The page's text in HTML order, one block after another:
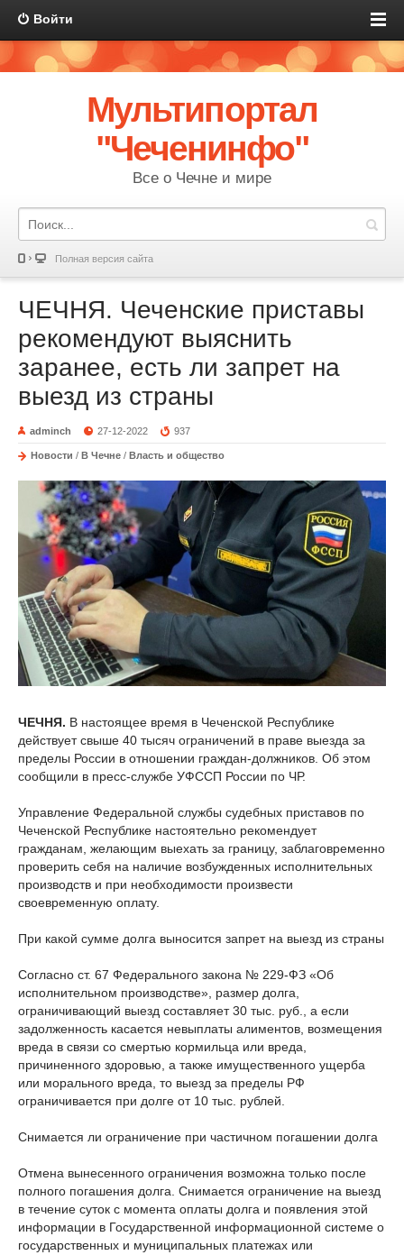
Войти
Мультипортал
"Чеченинфо"
Все о Чечне и мире
Полная версия сайта
ЧЕЧНЯ. Чеченские приставы
рекомендуют выяснить
заранее, есть ли запрет на
выезд из страны
adminch 27-12-2022 937
Новости / В Чечне / Власть и общество
ЧЕЧНЯ. В настоящее время в Чеченской Республике
действует свыше 40 тысяч ограничений в праве выезда за
пределы России в отношении граждан-должников. Об этом
сообщили в пресс-службе УФССП России по ЧР.
Управление Федеральной службы судебных приставов по
Чеченской Республике настоятельно рекомендует
гражданам, желающим выехать за границу, заблаговременно
проверить себя на наличие возбужденных исполнительных
производств и при необходимости произвести
своевременную оплату.
При какой сумме долга выносится запрет на выезд из страны
Согласно ст. 67 Федерального закона № 229-ФЗ «Об
исполнительном производстве», размер долга,
ограничивающий выезд составляет 30 тыс. руб., а если
задолженность касается невыплаты алиментов, возмещения
вреда в связи со смертью кормильца или вреда,
причиненного здоровью, а также имущественного ущерба
или морального вреда, то выезд за пределы РФ
ограничивается при долге от 10 тыс. рублей.
Снимается ли ограничение при частичном погашении долга
Отмена вынесенного ограничения возможна только после
полного погашения долга. Снимается ограничение на выезд
в течение суток с момента оплаты долга и появления этой
информации в Государственной информационной системе о
государственных и муниципальных платежах или